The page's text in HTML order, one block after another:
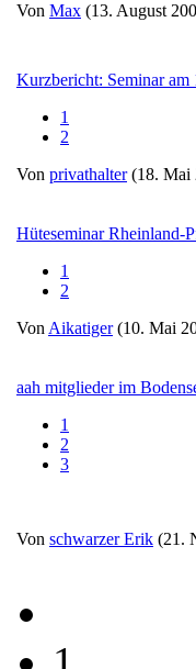
Von Max (13. August
Kurzbericht: Seminar am
1
2
Von privathalter(18. Mai
Hüteseminar Rheinland-
1
2
Von Aikatiger(10. Mai
aah mitglieder im
1
2
3
Von schwarzer Erik (21.